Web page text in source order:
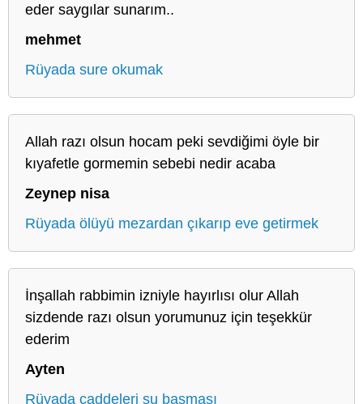
eder saygılar sunarım..
mehmet
Rüyada sure okumak
Allah razı olsun hocam peki sevdiğimi öyle bir
kıyafetle gormemin sebebi nedir acaba
Zeynep nisa
Rüyada ölüyü mezardan çıkarıp eve getirmek
İnşallah rabbimin izniyle hayırlısı olur Allah
sizdende razı olsun yorumunuz için teşekkür
ederim
Ayten
Rüyada caddeleri su basması